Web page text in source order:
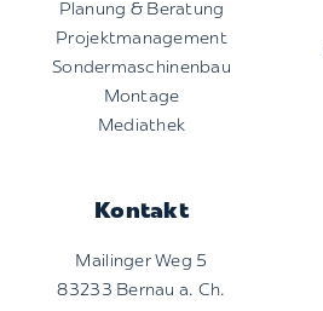
Planung & Beratung
Projektmanagement
Sondermaschinenbau
Montage
Mediathek
Kontakt
Mailinger Weg 5
83233 Bernau a. Ch.